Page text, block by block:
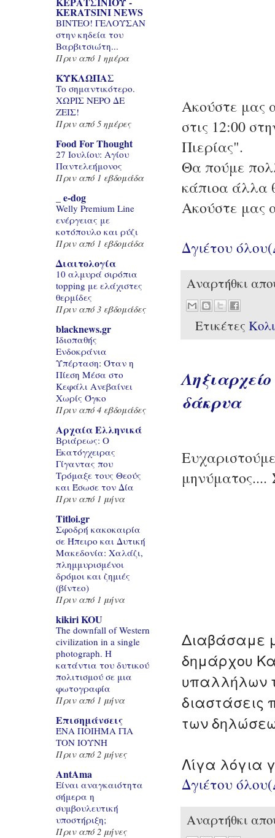
Ακούστε μας
στις 12:00
Πιερίας".
Θα πούμε
κάπιοα άλλα
Ακούστε μας
Δγιέτου
Αναρτήθκι
Ετικέτες
δάκρυα
Διαβάσαμε
δημάρχου
υπαλλήλων
διαστάσεις
των
Λίγα λόγια
Δγιέτου
Αναρτήθκι
KERATSINI NEWS
BINTEO! ΓΕΛΟΥΣΑΝ
στην κηδεία του
Βαρβιτσιώτη...
Πριν από 1 ημέρα
ΚΥΚΛΩΠΑΣ
Το σημαντικότερο.
ΧΩΡΙΣ ΝΕΡΟ ΔΕ
ΖΕΙΣ!
Πριν από 5 ημέρες
Food For Thought
27 Ιουλίου: Αγίου
Παντελεήμονος
Πριν από 1 εβδομάδα
_ e-dog
Welly Premium Line
ενέργειας με
κοτόπουλο και ρύζι
Πριν από 1 εβδομάδα
Διαιτολογία
10 αλμυρά σιρόπια
topping με ελάχιστες
θερμίδες
Πριν από 3 εβδομάδες
blacknews.gr
Ιδιοπαθής
Ενδοκράνια
Υπέρταση: Όταν η
Πίεση Μέσα στο
Κεφάλι Ανεβαίνει
Χωρίς Όγκο
Πριν από 4 εβδομάδες
Αρχαία Ελληνικά
Βριάρεως: Ο
Εκατόγχειρας
Γίγαντας που
Τρόμαξε τους Θεούς
και Έσωσε τον Δία
Πριν από 1 μήνα
Titloi.gr
Σφοδρή κακοκαιρία
σε Ήπειρο και Δυτική
Μακεδονία: Χαλάζι,
πλημμυρισμένοι
δρόμοι και ζημιές
(βίντεο)
Πριν από 1 μήνα
kikiri KOU
The downfall of Western
civilization in a single
photograph. Η
κατάντια του δυτικού
πολιτισμού σε μια
φωτογραφία
Πριν από 1 μήνα
Επισημάνσεις
ΈΝΑ ΠΟΙΗΜΑ ΓΙΑ
ΤΟΝ ΙΟΥΝΗ
Πριν από 2 μήνες
AntAma
Είναι αναγκαιότητα
σήμερα η
συμβουλευτική
υποστήριξη;
Πριν από 2 μήνες